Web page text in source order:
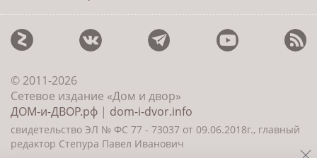
© 2011-2026
Сетевое издание «Дом и двор»
ДОМ-и-ДВОР.рф | dom-i-dvor.info
свидетельство ЭЛ № ФС 77 - 73037 от 09.06.2018г., главный
редактор Степура Павел Иванович